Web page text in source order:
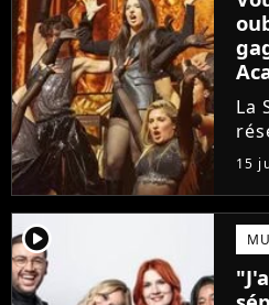
de
La
est
15
player2